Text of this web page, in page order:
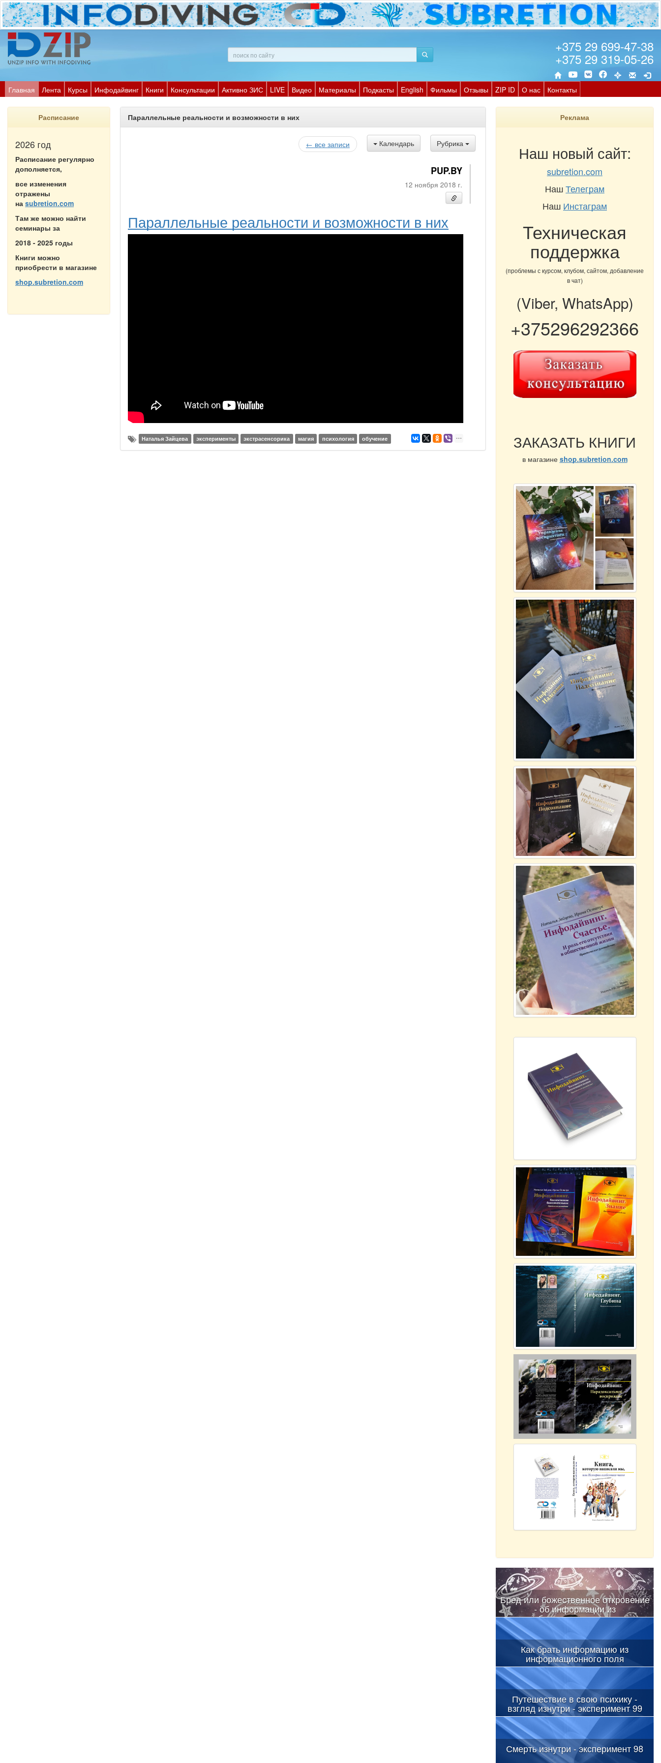
+375 29 699-47-38
+375 29 319-05-26
Главная Лента Курсы Инфодайвинг Книги Консультации Активно ЗИС LIVE Видео Материалы Подкасты English Фильмы Отзывы ZIP ID О нас Контакты
Расписание
2026 год
Расписание регулярно
дополняется,
все изменения
отражены
на subretion.com
Там же можно найти
семинары за
2018 - 2025 годы
Книги можно
приобрести в магазине
shop.subretion.com
Параллельные реальности и возможности в них
Рубрика
Календарь
← все записи
PUP.BY
12 ноября 2018 г.
Параллельные реальности и возможности в них
Наталья Зайцева эксперименты экстрасенсорика магия психология обучение
Реклама
Наш новый сайт:
subretion.com
НашТелеграм
Наш Инстаграм
Техническая
поддержка
(проблемы с курсом, клубом, сайтом, добавление
в чат)
(Viber, WhatsApp)
+375296292366
ЗАКАЗАТЬ КНИГИ
в магазине shop.subretion.com
Бред или божественное откровение
- об информации из
бессознательного
Как брать информацию из
информационного поля
Путешествие в свою психику -
взгляд изнутри - эксперимент 99
Смерть изнутри - эксперимент 98